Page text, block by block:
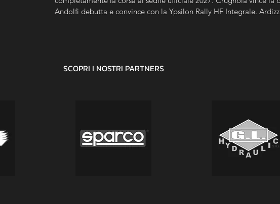
Andolfi debutta e convince con la Ypsilon Rally HF Integrale.
SCOPRI I NOSTRI PARTNERS